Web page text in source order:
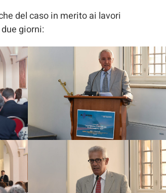
del caso in merito ai lavori
giorni: